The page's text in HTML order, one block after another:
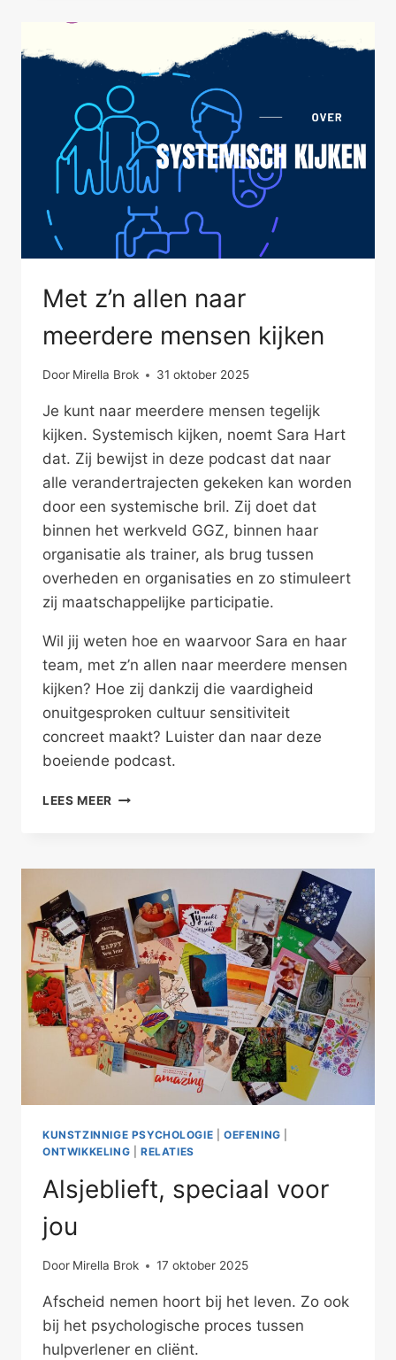
Met z’n allen naar
meerdere mensen kijken
Door Mirella Brok 31 oktober 2025
Je kunt naar meerdere mensen tegelijk
kijken. Systemisch kijken, noemt Sara Hart
dat. Zij bewijst in deze podcast dat naar
alle verandertrajecten gekeken kan worden
door een systemische bril. Zij doet dat
binnen het werkveld GGZ, binnen haar
organisatie als trainer, als brug tussen
overheden en organisaties en zo stimuleert
zij maatschappelijke participatie.
Wil jij weten hoe en waarvoor Sara en haar
team, met z’n allen naar meerdere mensen
kijken? Hoe zij dankzij die vaardigheid
onuitgesproken cultuur sensitiviteit
concreet maakt? Luister dan naar deze
boeiende podcast.
LEES MEER MET
MEERDERE
MENSEN
KIJKEN
KUNSTZINNIGE PSYCHOLOGIE |OEFENING
ONTWIKKELING
RELATIES
Alsjeblieft, speciaal voor
jou
Door Mirella Brok 17 oktober 2025
Afscheid nemen hoort bij het leven. Zo ook
bij het psychologische proces tussen
hulpverlener en cliënt.